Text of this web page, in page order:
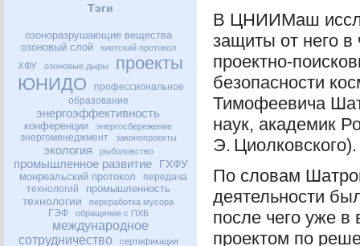
Тэги
озоноразрушающие вещества
озоновый слой
киотский протокол
ХФУ озоновые дыры
проекты
ЮНИДО
профессиональное
образование
энергоэффективность
конференции энергосбережение
энергоменеджмент законопроекты
экология рыболовство
промышленное развитие ГХФУ
монреальский протокол
передача
технологий
промышленность
технологии переработка мусора
ГЭФ обращение с ПХБ
международное
сотрудничество
сертификация
В ЦНИИМаш
защиты от него в
проектно-
безопасности
Тимофеевича
наук, академик
Э. Циолковского).
По словам
деятельности
после чего уже
проектом по